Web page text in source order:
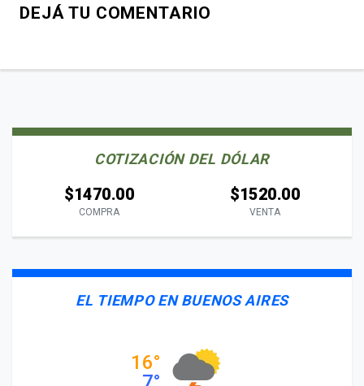
DEJÁ TU COMENTARIO
COTIZACIÓN DEL DÓLAR
$1470.00
COMPRA
$1520.00
VENTA
EL TIEMPO EN BUENOS AIRES